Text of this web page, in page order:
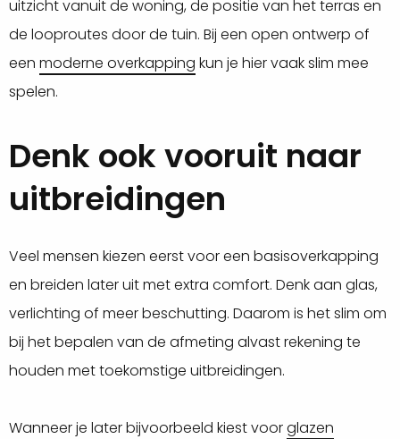
uitzicht vanuit de woning, de positie van het terras en
de looproutes door de tuin. Bij een open ontwerp of
een moderne overkapping kun je hier vaak slim mee
spelen.
Denk ook vooruit naar
uitbreidingen
Veel mensen kiezen eerst voor een basisoverkapping
en breiden later uit met extra comfort. Denk aan glas,
verlichting of meer beschutting. Daarom is het slim om
bij het bepalen van de afmeting alvast rekening te
houden met toekomstige uitbreidingen.
Wanneer je later bijvoorbeeld kiest voorglazen